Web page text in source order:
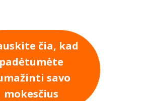
čia, kad
padėtumėte
savo
mokesčius